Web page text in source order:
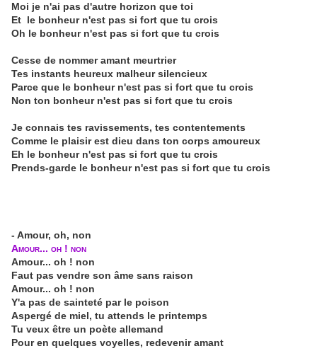
Moi je n'ai pas d'autre horizon que toi
Et le bonheur n'est pas si fort que tu crois
Oh le bonheur n'est pas si fort que tu crois
Cesse de nommer amant meurtrier
Tes instants heureux malheur silencieux
Parce que le bonheur n'est pas si fort que tu crois
Non ton bonheur n'est pas si fort que tu crois
Je connais tes ravissements, tes contentements
Comme le plaisir est dieu dans ton corps amoureux
Eh le bonheur n'est pas si fort que tu crois
Prends-garde le bonheur n'est pas si fort que tu crois
- Amour, oh, non
Amour... oh ! non
Amour... oh ! non
Faut pas vendre son âme sans raison
Amour... oh ! non
Y'a pas de sainteté par le poison
Aspergé de miel, tu attends le printemps
Tu veux être un poète allemand
Pour en quelques voyelles, redevenir amant